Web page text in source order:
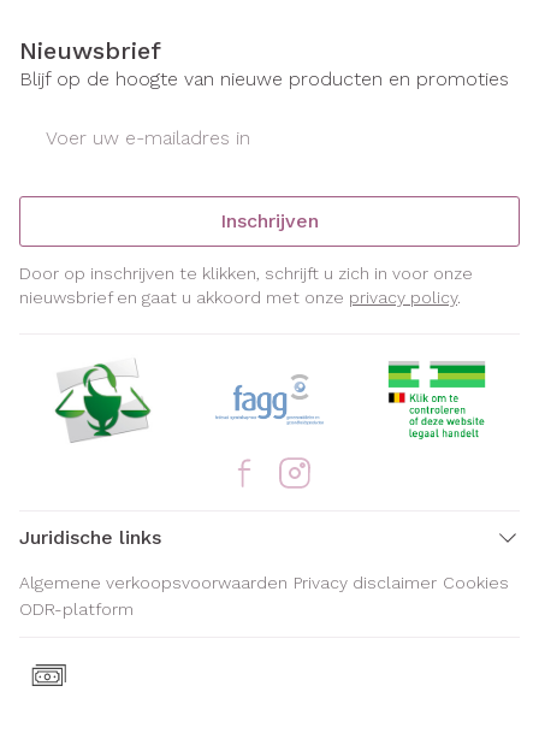
Nieuwsbrief
Blijf op de hoogte van nieuwe producten en promoties
Inschrijven
Door op inschrijven te klikken, schrijft u zich in voor onze
nieuwsbrief en gaat u akkoord met onze privacy policy.
Juridische links
Algemene verkoopsvoorwaarden Privacy disclaimer Cookies
ODR-platform